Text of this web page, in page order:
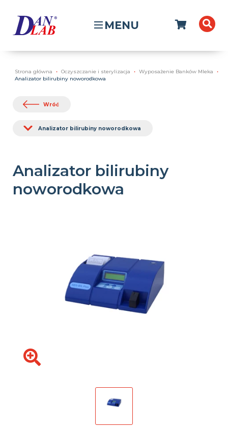
MENU
Strona główna Oczyszczanie i sterylizacja
Wyposażenie Banków Mleka
Analizator bilirubiny noworodkowa
Wróć
Analizator bilirubiny noworodkowa
Analizator bilirubiny
noworodkowa